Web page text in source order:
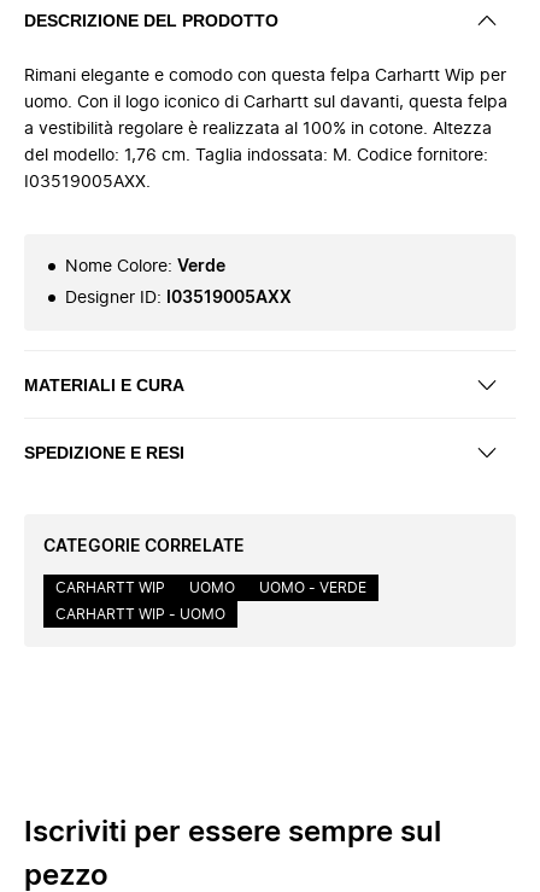
DESCRIZIONE DEL PRODOTTO
Rimani elegante e comodo con questa felpa Carhartt Wip per
uomo. Con il logo iconico di Carhartt sul davanti, questa felpa
a vestibilità regolare è realizzata al 100% in cotone. Altezza
del modello: 1,76 cm. Taglia indossata: M. Codice fornitore:
I03519005AXX.
Nome Colore: Verde
Designer ID: I03519005AXX
MATERIALI E CURA
SPEDIZIONE E RESI
CATEGORIE CORRELATE
CARHARTT WIP UOMO
UOMO - VERDE
CARHARTT WIP - UOMO
Iscriviti per essere sempre sul
pezzo